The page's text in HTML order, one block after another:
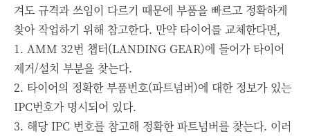
겨도 규격과 쓰임이 다르기 때문에 부품을 빠르고 정확하게
찾아 작업하기 위해 참고한다. 만약 타이어를 교체한다면,
1. AMM 32번 챕터(LANDING GEAR)에 들어가 타이어
제거/설치 부분을 찾는다.
2. 타이어의 정확한 부품번호(파트넘버)에 대한 정보가 있는
IPC번호가 명시되어 있다.
3. 해당 IPC 번호를 참고해 정확한 파트넘버를 찾는다. 이러